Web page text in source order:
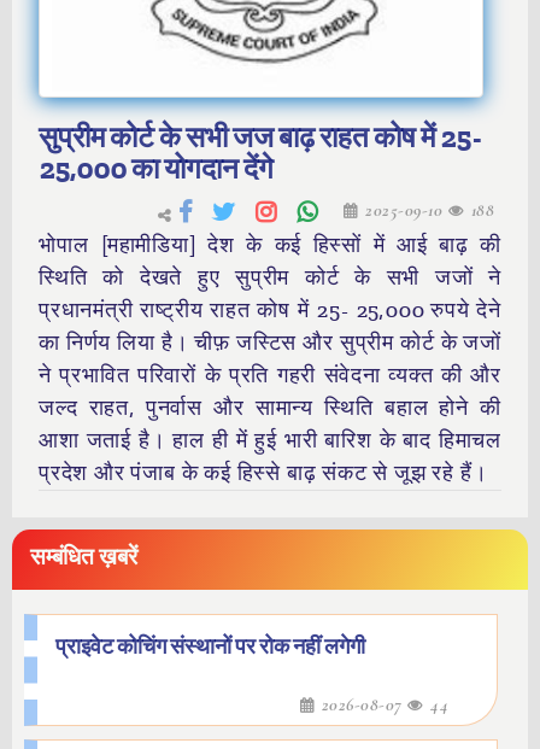
सुप्रीम कोर्ट के सभी जज बाढ़ राहत कोष में 25-
25,000 का योगदान देंगे
2025-09-10 188
भोपाल [महामीडिया] देश के कई हिस्सों में आई बाढ़ की
स्थिति को देखते हुए सुप्रीम कोर्ट के सभी जजों ने
प्रधानमंत्री राष्ट्रीय राहत कोष में 25- 25,000 रुपये देने
का निर्णय लिया है। चीफ़ जस्टिस और सुप्रीम कोर्ट के जजों
ने प्रभावित परिवारों के प्रति गहरी संवेदना व्यक्त की और
जल्द राहत, पुनर्वास और सामान्य स्थिति बहाल होने की
आशा जताई है। हाल ही में हुई भारी बारिश के बाद हिमाचल
प्रदेश और पंजाब के कई हिस्से बाढ़ संकट से जूझ रहे हैं।
सम्बंधित ख़बरें
प्राइवेट कोचिंग संस्थानों पर रोक नहीं लगेगी
2026-08-07 44